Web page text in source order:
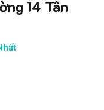
14 Tân